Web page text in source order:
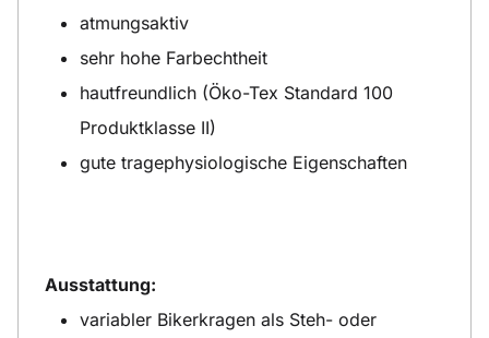
atmungsaktiv
sehr hohe Farbechtheit
hautfreundlich (Öko-Tex Standard 100
Produktklasse II)
gute tragephysiologische Eigenschaften
Ausstattung:
variabler Bikerkragen als Steh- oder